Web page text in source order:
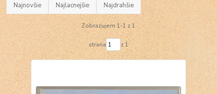
Najnovšie Najlacnejšie Najdrahšie
Zobrazujem 1-1 z 1
strana z 1